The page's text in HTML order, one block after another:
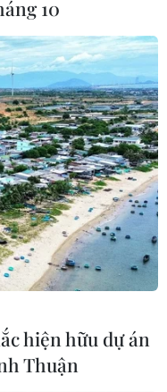
quyết
10
hiện hữu dự án
Thuận